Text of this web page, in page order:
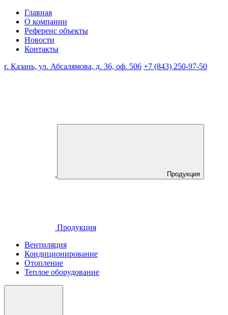
Главная
О компании
Референс объекты
Новости
Контакты
г. Казань, ул. Абсалямова, д. 36, оф. 506 +7 (843) 250-97-50
Продукция
Продукция
Вентиляция
Кондиционирование
Отопление
Теплое оборудование